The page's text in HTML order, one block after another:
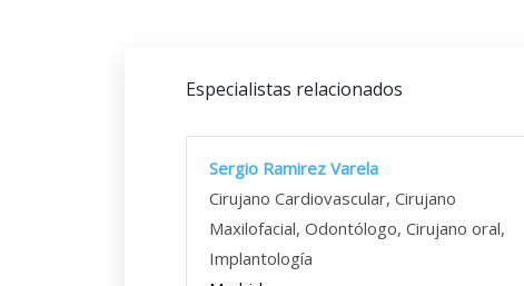
Especialistas relacionados
Sergio Ramirez Varela
Cirujano Cardiovascular, Cirujano
Maxilofacial, Odontólogo, Cirujano oral,
Implantología